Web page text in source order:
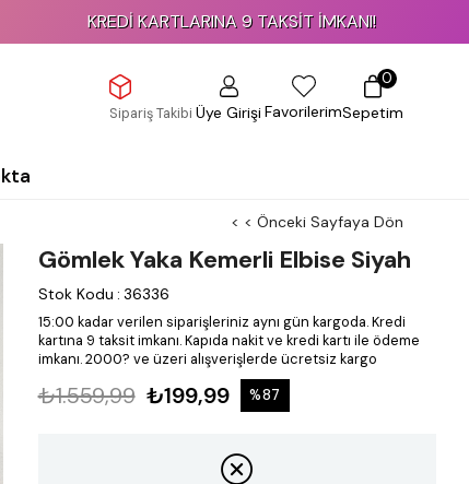
KREDİ KARTLARINA 9 TAKSİT İMKANI!
Sipariş Takibi Üye GirişiFavorilerimSepetim
0
< < Önceki Sayfaya Dön
Gömlek Yaka Kemerli Elbise Siyah
Stok Kodu : 36336
15:00 kadar verilen siparişleriniz aynı gün kargoda. Kredi
kartına 9 taksit imkanı. Kapıda nakit ve kredi kartı ile ödeme
imkanı. 2000? ve üzeri alışverişlerde ücretsiz kargo
₺1.559,99 ₺199,99 %87